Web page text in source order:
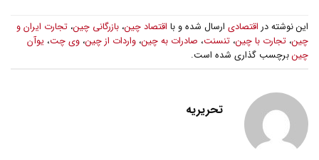
این نوشته در اقتصادی ارسال شده و با اقتصاد چین، بازرگانی چین، تجارت ایران و
چین، تجارت با چین، تنسنت، صادرات به چین، واردات از چین، وی چت، یوآن
چین برچسب گذاری شده است.
تحریریه